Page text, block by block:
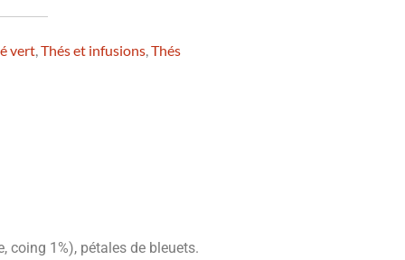
vert,Thés et infusions,Thés
coing 1%), pétales de bleuets.